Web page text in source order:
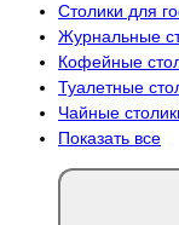
Столики для
Журнальные
Кофейные
Туалетные
Чайные
Показать все